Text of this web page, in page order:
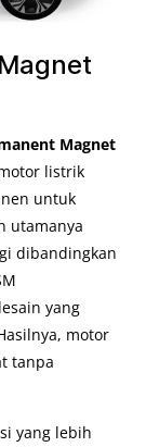
Magnet
listrik
untuk
utamanya
dibandingkan
yang
motor
tanpa
yang lebih